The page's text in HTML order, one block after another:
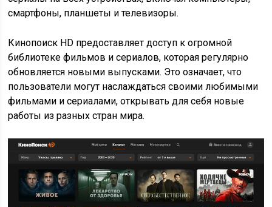
смартфоны, планшеты и телевизоры.
Кинопоиск HD предоставляет доступ к огромной
библиотеке фильмов и сериалов, которая регулярно
обновляется новыми выпусками. Это означает, что
пользователи могут наслаждаться своими любимыми
фильмами и сериалами, открывать для себя новые
работы из разных стран мира.